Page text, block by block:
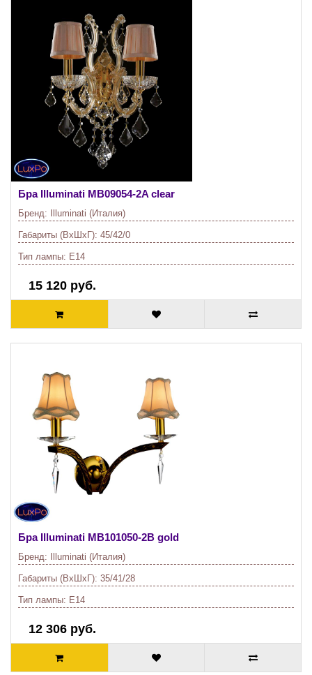
Бра Illuminati MB09054-2A clear
Бренд: Illuminati (Италия)
Габариты (ВхШхГ): 45/42/0
Тип лампы: E14
15 120 руб.
Бра Illuminati MB101050-2B gold
Бренд: Illuminati (Италия)
Габариты (ВхШхГ): 35/41/28
Тип лампы: E14
12 306 руб.